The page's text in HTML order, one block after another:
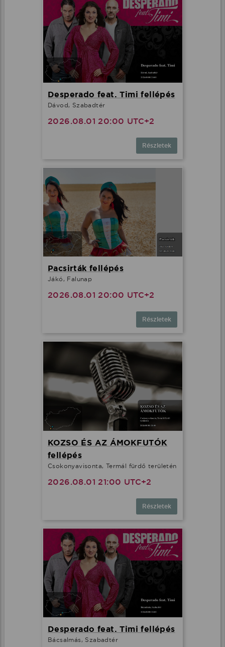
Desperado feat. Timi fellépés
Dávod, Szabadtér
2026.08.01 20:00 UTC+2
Részletek
Pacsirták fellépés
Jákó, Falunap
2026.08.01 20:00 UTC+2
Részletek
KOZSO ÉS AZ ÁMOKFUTÓK
fellépés
Csokonyavisonta, Termál fürdő területén
2026.08.01 21:00 UTC+2
Részletek
Desperado feat. Timi fellépés
Bácsalmás, Szabadtér